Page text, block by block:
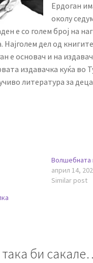
Ердоган
околу
е со голем број на
Најголем дел од
е основач и на
издавачка куќа во
литература за
Волшебната
април 14,
Similar post
би